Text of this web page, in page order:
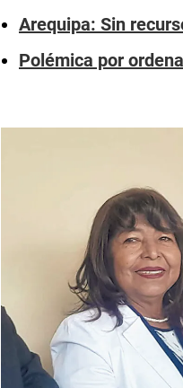
Arequipa: Sin
Polémica por